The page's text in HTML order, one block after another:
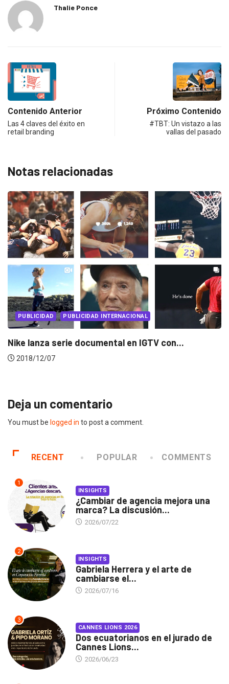
Thalie Ponce
Contenido Anterior
Las 4 claves del éxito en
retail branding
Próximo Contenido
#TBT: Un vistazo a las
vallas del pasado
Notas relacionadas
PUBLICIDAD PUBLICIDAD INTERNACIONAL
La polémica campaña de Nike por sus...
2018/09/05
Deja un comentario
You must be logged in to post a comment.
RECENT POPULAR COMMENTS
1
INSIGHTS
¿Cambiar de agencia mejora una
marca? La discusión...
2026/07/22
2
INSIGHTS
Gabriela Herrera y el arte de
cambiarse el...
2026/07/16
3
CANNES LIONS 2026
Dos ecuatorianos en el jurado de
Cannes Lions...
2026/06/23